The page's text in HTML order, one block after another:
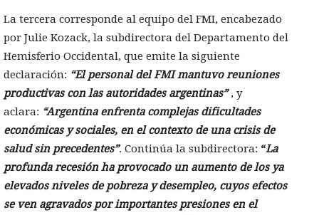
La tercera corresponde al equipo del FMI, encabezado
por Julie Kozack, la subdirectora del Departamento del
Hemisferio Occidental, que emite la siguiente
declaración: “El personal del FMI mantuvo reuniones
productivas con las autoridades argentinas”, y
aclara: “Argentina enfrenta complejas dificultades
económicas y sociales, en el contexto de una crisis de
salud sin precedentes”. Continúa la subdirectora: “La
profunda recesión ha provocado un aumento de los ya
elevados niveles de pobreza y desempleo, cuyos efectos
se ven agravados por importantes presiones en el